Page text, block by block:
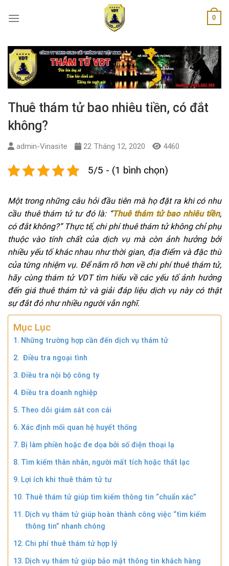
0
Thuê thám tử bao nhiêu tiền, có đắt
không?
admin-Vinasite 22 Tháng 12, 2020 4460
5/5 - (1 bình chọn)
Một trong những câu hỏi đầu tiên mà họ đặt ra khi có nhu
cầu thuê thám tử tư đó là: “Thuê thám tử bao nhiêu tiền,
có đắt không?” Thực tế, chi phí thuê thám tử không chỉ phụ
thuộc vào tính chất của dịch vụ mà còn ảnh hưởng bởi
nhiều yếu tố khác nhau như thời gian, địa điểm và đặc thù
của từng nhiệm vụ. Để nắm rõ hơn về chi phí thuê thám tử,
hãy cùng thám tử VDT tìm hiểu về các yếu tố ảnh hưởng
đến giá thuê thám tử và giải đáp liệu dịch vụ này có thật
sự đắt đỏ như nhiều người vẫn nghĩ.
Mục Lục
Những trường hợp cần đến dịch vụ thám tử
Điều tra ngoại tình
Điều tra nội bộ công ty
Điều tra doanh nghiệp
Theo dõi giám sát con cái
Xác định mối quan hệ huyết thống
Bị làm phiền hoặc đe dọa bởi số điện thoại lạ
Tìm kiếm thân nhân, người mất tích hoặc thất lạc
Lợi ích khi thuê thám tử tư
Thuê thám tử giúp tìm kiếm thông tin “chuẩn xác”
Dịch vụ thám tử giúp hoàn thành công việc “tìm kiếm
thông tin” nhanh chóng
Chi phí thuê thám tử hợp lý
Dịch vụ thám tử giúp bảo mật thông tin khách hàng